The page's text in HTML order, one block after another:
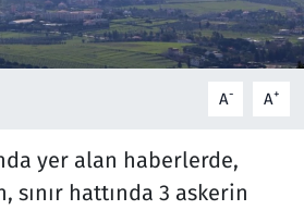
A- A+
yer alan haberlerde,
sınır hattında 3 askerin